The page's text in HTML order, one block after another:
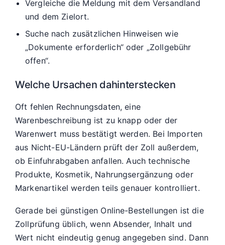
Vergleiche die Meldung mit dem Versandland
und dem Zielort.
Suche nach zusätzlichen Hinweisen wie
„Dokumente erforderlich“ oder „Zollgebühr
offen“.
Welche Ursachen dahinterstecken
Oft fehlen Rechnungsdaten, eine
Warenbeschreibung ist zu knapp oder der
Warenwert muss bestätigt werden. Bei Importen
aus Nicht-EU-Ländern prüft der Zoll außerdem,
ob Einfuhrabgaben anfallen. Auch technische
Produkte, Kosmetik, Nahrungsergänzung oder
Markenartikel werden teils genauer kontrolliert.
Gerade bei günstigen Online-Bestellungen ist die
Zollprüfung üblich, wenn Absender, Inhalt und
Wert nicht eindeutig genug angegeben sind. Dann